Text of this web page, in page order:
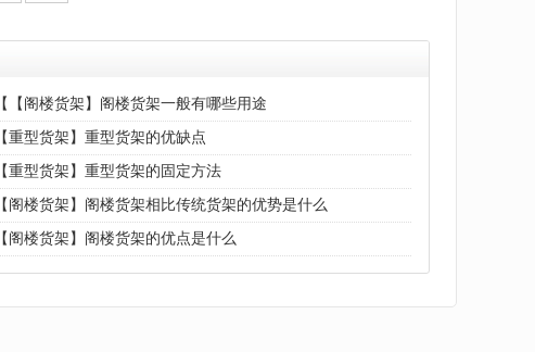
【【阁楼货架】阁楼货架一般有哪些用途
【重型货架】重型货架的优缺点
【重型货架】重型货架的固定方法
【阁楼货架】阁楼货架相比传统货架的优势是什么
【阁楼货架】阁楼货架的优点是什么